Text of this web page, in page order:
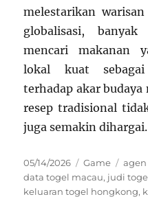
melestarikan
globalisasi,
mencari makanan
lokal kuat sebagai
terhadap akar
resep tradisional
juga semakin dihargai.
Posted
on
05/14/2026 Categories
Game Tags
data togel macau, judi
keluaran togel hongkong,